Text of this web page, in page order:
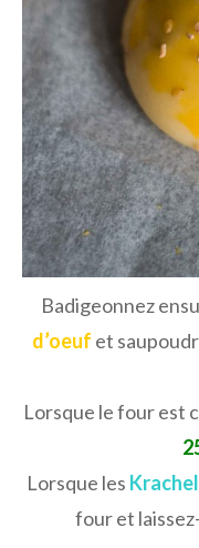
Badigeonnez
d’oeuf et
Lorsque le four est
Lorsque les Krachel
four et